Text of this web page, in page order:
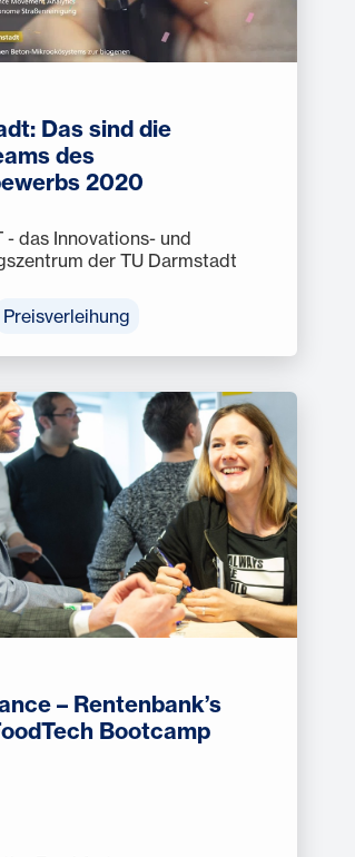
Das sind die
des
2020
- das Innovations- und
der TU Darmstadt
Preisverleihung
– Rentenbank’s
Bootcamp